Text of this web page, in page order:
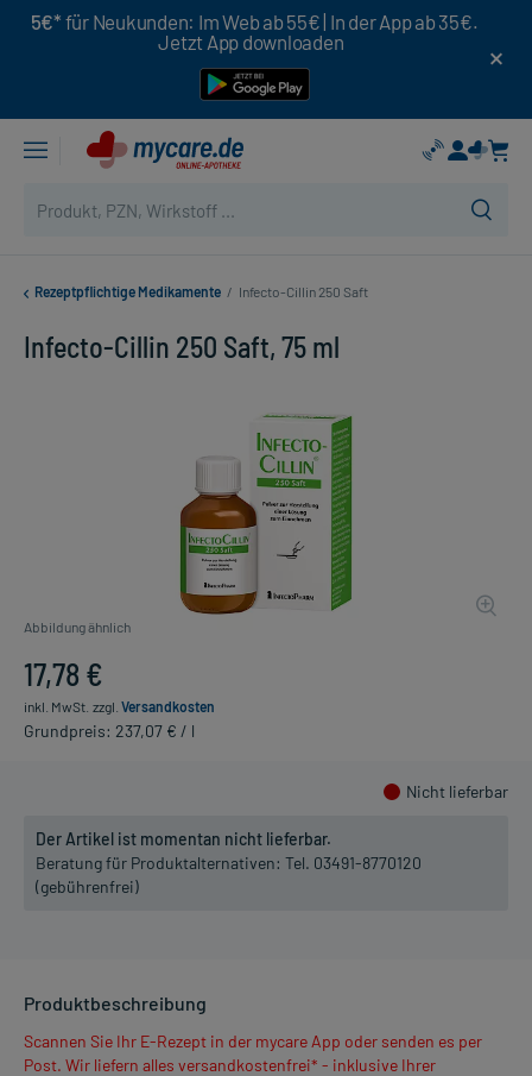
5€* für Neukunden: Im Web ab 55€ | In der App ab 35€.
Jetzt App downloaden
Rezeptpflichtige Medikamente / Infecto-Cillin 250 Saft
Infecto-Cillin 250 Saft, 75 ml
Abbildung ähnlich
17,78 €
inkl. MwSt. zzgl. Versandkosten
Grundpreis: 237,07 € / l
Nicht lieferbar
Der Artikel ist momentan nicht lieferbar.
Beratung für Produktalternativen: Tel. 03491-8770120
(gebührenfrei)
Produktbeschreibung
Scannen Sie Ihr E-Rezept in der mycare App oder senden es per
Post. Wir liefern alles versandkostenfrei* - inklusive Ihrer